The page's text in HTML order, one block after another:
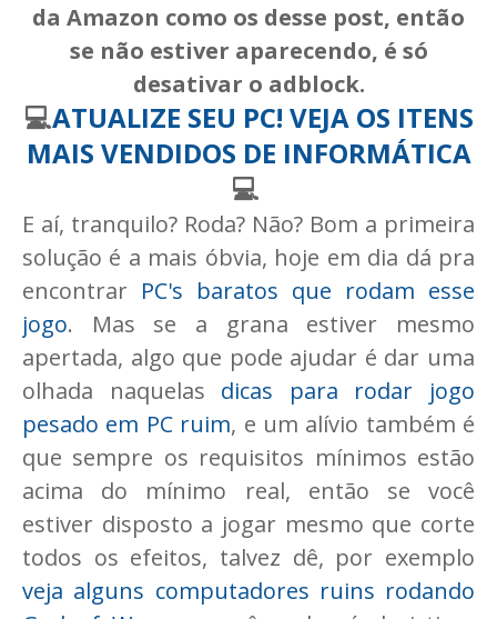
da Amazon como os desse post, então
se não estiver aparecendo, é só
desativar o adblock.
💻ATUALIZE SEU PC! VEJA OS ITENS
MAIS VENDIDOS DE INFORMÁTICA
💻
E aí, tranquilo? Roda? Não? Bom a primeira
solução é a mais óbvia, hoje em dia dá pra
encontrar PC's baratos que rodam esse
jogo. Mas se a grana estiver mesmo
apertada, algo que pode ajudar é dar uma
olhada naquelas dicas para rodar jogo
pesado em PC ruim, e um alívio também é
que sempre os requisitos mínimos estão
acima do mínimo real, então se você
estiver disposto a jogar mesmo que corte
todos os efeitos, talvez dê, por exemplo
veja alguns computadores ruins rodando